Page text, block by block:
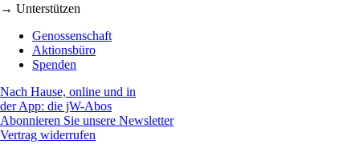
→ Unterstützen
Genossenschaft
Aktionsbüro
Spenden
Nach Hause, online und in
der App: die jW-Abos
Abonnieren Sie unsere Newsletter
Vertrag widerrufen